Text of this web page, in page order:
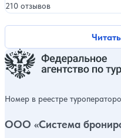
210 отзывов
Номер в реестре
ООО «Система